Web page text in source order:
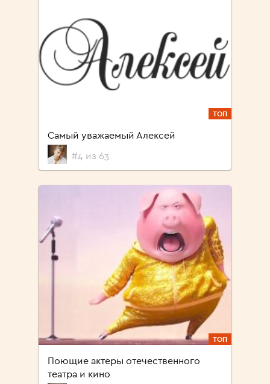
ТОП
Самый уважаемый Алексей
#4 из 63
ТОП
Поющие актеры отечественного
театра и кино